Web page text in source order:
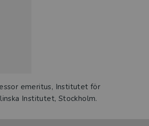
emeritus, Institutet för
Institutet, Stockholm.